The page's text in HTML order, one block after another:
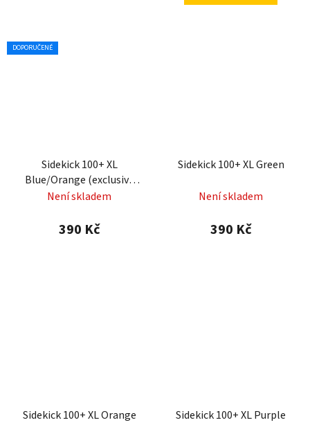
DOPORUČENÉ
Sidekick 100+ XL
Blue/Orange (exclusive
line)
Není skladem
390 Kč
Sidekick 100+ XL Green
Není skladem
390 Kč
Sidekick 100+ XL Orange Sidekick 100+ XL Purple